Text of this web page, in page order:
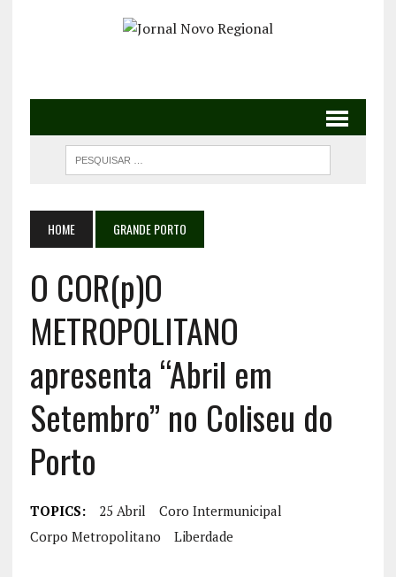
HOME GRANDE PORTO
O COR(p)O
METROPOLITANO
apresenta “Abril em
Setembro” no Coliseu do
Porto
TOPICS: 25 Abril
Coro Intermunicipal
Corpo Metropolitano
Liberdade